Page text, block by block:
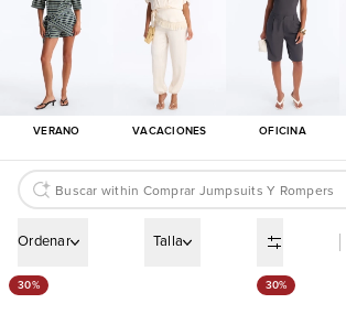
VERANO VACACIONES OFICINA
Ordenar Talla
30% 30%